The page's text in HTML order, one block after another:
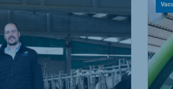
South Africa
English English
Ethiopia (Koudijs)